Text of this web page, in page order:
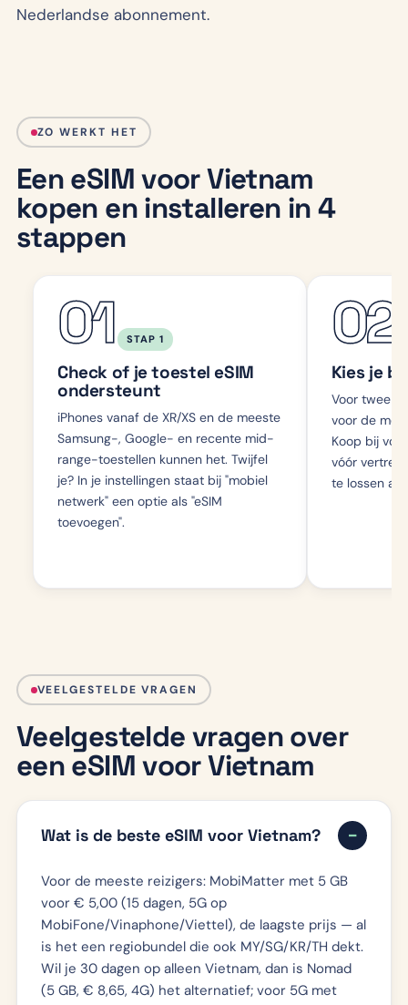
Nederlandse abonnement.
ZO WERKT HET
Een eSIM voor Vietnam
kopen en installeren in 4
stappen
01 STAP 1
Check of je toestel eSIM
ondersteunt
iPhones vanaf de XR/XS en de meeste
Samsung-, Google- en recente mid-
range-toestellen kunnen het. Twijfel
je? In je instellingen staat bij "mobiel
netwerk" een optie als "eSIM
toevoegen".
02
Kies je
Voor twee
voor de
Koop bij
vóór
te lossen
VEELGESTELDE VRAGEN
Veelgestelde vragen over
een eSIM voor Vietnam
Wat is de beste eSIM voor Vietnam?
Voor de meeste reizigers: MobiMatter met 5 GB
voor € 5,00 (15 dagen, 5G op
MobiFone/Vinaphone/Viettel), de laagste prijs — al
is het een regiobundel die ook MY/SG/KR/TH dekt.
Wil je 30 dagen op alleen Vietnam, dan is Nomad
(5 GB, € 8,65, 4G) het alternatief; voor 5G met